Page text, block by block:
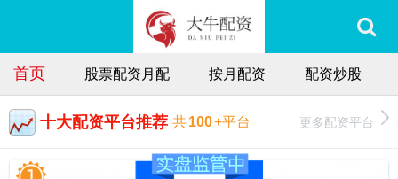
首页 股票配资月配 按月配资 配资炒股
十大配资平台推荐 共100+平台 更多配资平台